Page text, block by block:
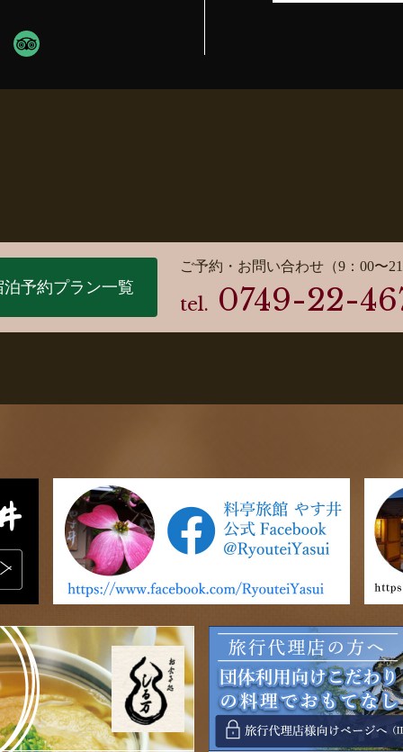
泊予約プラン一覧
ご予約・お問い合わせ（9：00〜
tel. 0749-22-